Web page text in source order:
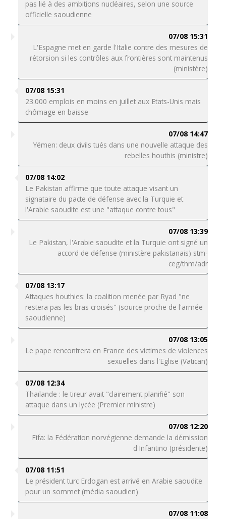
pas lié à des ambitions nucléaires, selon une source
officielle saoudienne
07/08 15:31
L'Espagne met en garde l'Italie contre des mesures de
rétorsion si les contrôles aux frontières sont maintenus
(ministère)
07/08 15:31
23.000 emplois en moins en juillet aux Etats-Unis mais
chômage en baisse
07/08 14:47
Yémen: deux civils tués dans une nouvelle attaque des
rebelles houthis (ministre)
07/08 14:02
Le Pakistan affirme que toute attaque visant un
signataire du pacte de défense avec la Turquie et
l'Arabie saoudite est une "attaque contre tous"
07/08 13:39
Le Pakistan, l'Arabie saoudite et la Turquie ont signé un
accord de défense (ministère pakistanais) stm-
ceg/thm/adr
07/08 13:17
Attaques houthies: la coalition menée par Ryad "ne
restera pas les bras croisés" (source proche de l'armée
saoudienne)
07/08 13:05
Le pape rencontrera en France des victimes de violences
sexuelles dans l'Eglise (Vatican)
07/08 12:34
Thaïlande : le tireur avait "clairement planifié" son
attaque dans un lycée (Premier ministre)
07/08 12:20
Fifa: la Fédération norvégienne demande la démission
d'Infantino (présidente)
07/08 11:51
Le président turc Erdogan est arrivé en Arabie saoudite
pour un sommet (média saoudien)
07/08 11:08